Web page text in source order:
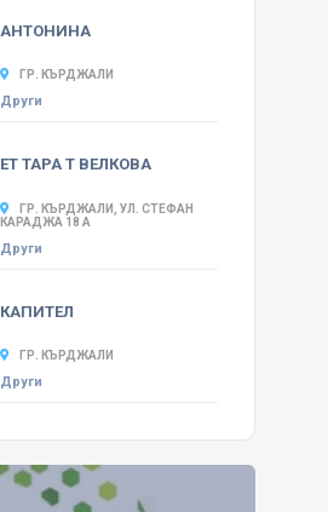
АНТОНИНА
ГР. КЪРДЖАЛИ
Други
ЕТ ТАРА Т ВЕЛКОВА
ГР. КЪРДЖАЛИ, УЛ. СТЕФАН
КАРАДЖА 18 А
Други
КАПИТЕЛ
ГР. КЪРДЖАЛИ
Други